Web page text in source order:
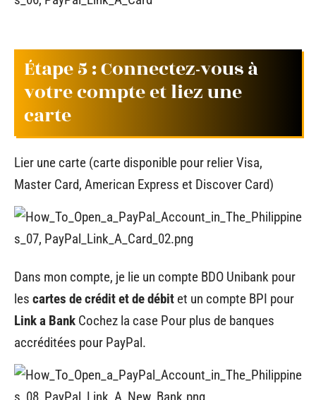
Étape 5 : Connectez-vous à
votre compte et liez une
carte
Lier une carte (carte disponible pour relier Visa,
Master Card, American Express et Discover Card)
Dans mon compte, je lie un compte BDO Unibank pour
les cartes de crédit et de débit et un compte BPI pour
Link a Bank Cochez la case Pour plus de banques
accréditées pour PayPal.